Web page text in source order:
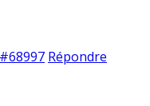
#68997 Répondre